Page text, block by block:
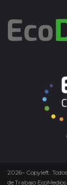
2026– Copyleft.
de Trabajo